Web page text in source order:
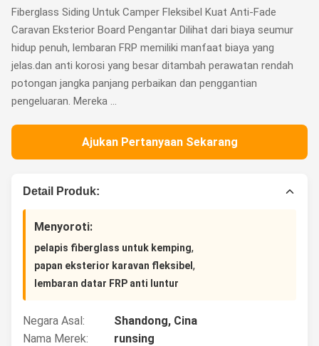
Fiberglass Siding Untuk Camper Fleksibel Kuat Anti-Fade
Caravan Eksterior Board Pengantar Dilihat dari biaya seumur
hidup penuh, lembaran FRP memiliki manfaat biaya yang
jelas.dan anti korosi yang besar ditambah perawatan rendah
potongan jangka panjang perbaikan dan penggantian
pengeluaran. Mereka ...
Ajukan Pertanyaan Sekarang
Detail Produk:
Menyoroti:
pelapis fiberglass untuk kemping,
papan eksterior karavan fleksibel ,
lembaran datar FRP anti luntur
Negara Asal:
Shandong, Cina
Nama Merek:
runsing